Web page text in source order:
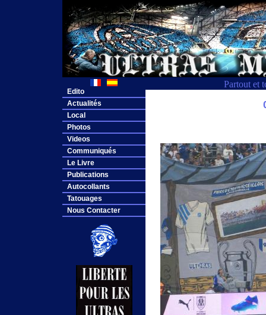
Partout et
Edito
Actualités
Local
Photos
Videos
Communiqués
Le Livre
Publications
Autocollants
Tatouages
Nous Contacter